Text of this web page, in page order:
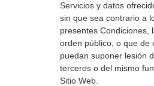
Servicios y datos
sin que sea contrario a
presentes Condiciones,
orden público, o que de
puedan suponer lesión
terceros o del mismo
Sitio Web.